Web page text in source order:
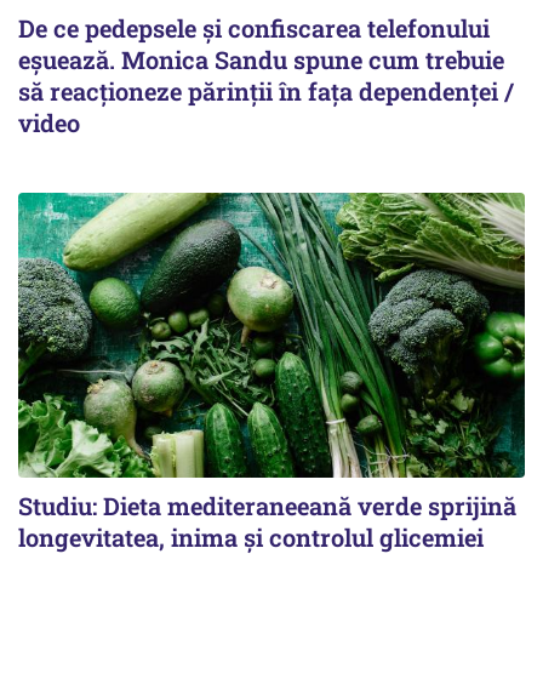
De ce pedepsele și confiscarea telefonului
eșuează. Monica Sandu spune cum trebuie
să reacționeze părinții în fața dependenței /
video
Studiu: Dieta mediteraneeană verde sprijină
longevitatea, inima și controlul glicemiei